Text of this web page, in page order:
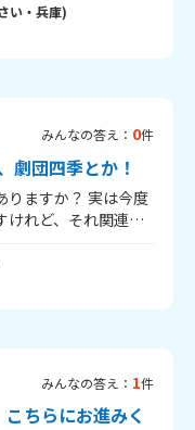
私は～？↓
はちゃめちゃ面白
い・ 兵庫)
みんなの答え： 0件
劇団四季とか！
りますか？ 実は今度
けれど、それ関連で
気になってるのは
ドです♡
みんなの答え： 1件
ちらにお進みく